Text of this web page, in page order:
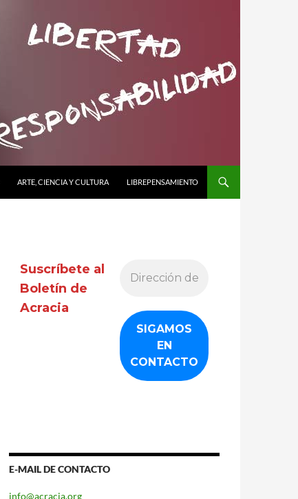
ARTE, CIENCIA Y CULTURA LIBREPENSAMIENTO
Suscríbete al
Boletín de
Acracia
E-MAIL DE CONTACTO
info@acracia.org